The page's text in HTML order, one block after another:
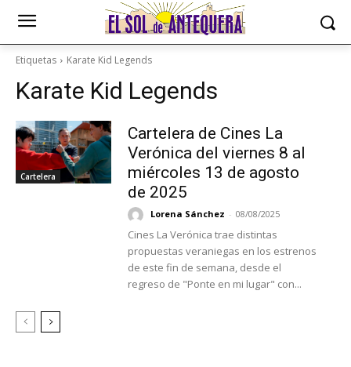
Etiquetas Karate Kid Legends
Karate Kid Legends
Cartelera
Cartelera de Cines La
Verónica del viernes 8 al
miércoles 13 de agosto
de 2025
Lorena Sánchez - 08/08/2025
Cines La Verónica trae distintas
propuestas veraniegas en los estrenos
de este fin de semana, desde el
regreso de "Ponte en mi lugar" con...